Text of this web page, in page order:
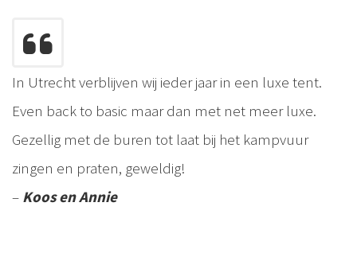
In Utrecht verblijven wij ieder jaar in een luxe tent.
Even back to basic maar dan met net meer luxe.
Gezellig met de buren tot laat bij het kampvuur
zingen en praten, geweldig!
– Koos en Annie